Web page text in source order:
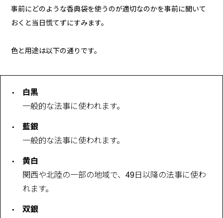
事前にどのような香典袋を使うのが適切なのかを事前に聞いて
おくと当日慌てずにすみます。
色と用途は以下の通りです。
白黒
一般的な法事に使われます。
藍銀
一般的な法事に使われます。
黄白
関西や北陸の一部の地域で、49日以降の法事に使わ
れます。
双銀